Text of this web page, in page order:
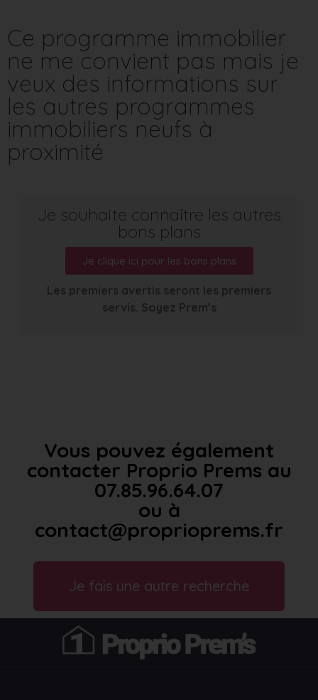
Ce programme immobilier
ne me convient pas mais je
veux des informations sur
les autres programmes
immobiliers neufs à
proximité
Je souhaite connaître les autres
bons plans
Je clique ici pour les bons plans
Les premiers avertis seront les premiers
servis. Soyez Prem’s
Vous pouvez également
contacter Proprio Prems au
07.85.96.64.07
ou à
contact@proprioprems.fr
Je fais une autre recherche